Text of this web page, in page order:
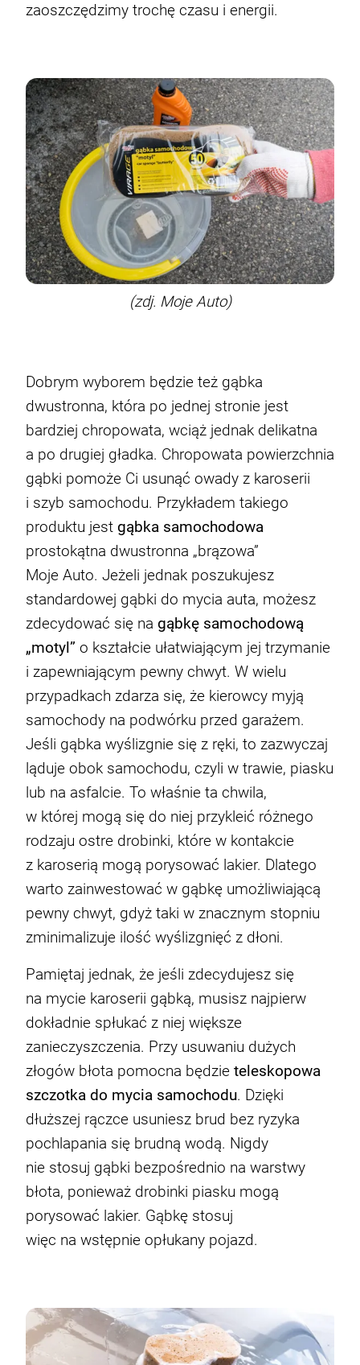
zaoszczędzimy trochę czasu i energii.
(zdj. Moje Auto)
Dobrym wyborem będzie też gąbka
dwustronna, która po jednej stronie jest
bardziej chropowata, wciąż jednak delikatna
a po drugiej gładka. Chropowata powierzchnia
gąbki pomoże Ci usunąć owady z karoserii
i szyb samochodu. Przykładem takiego
produktu jest gąbka samochodowa
prostokątna dwustronna „brązowa”
Moje Auto. Jeżeli jednak poszukujesz
standardowej gąbki do mycia auta, możesz
zdecydować się na gąbkę samochodową
„motyl” o kształcie ułatwiającym jej trzymanie
i zapewniającym pewny chwyt. W wielu
przypadkach zdarza się, że kierowcy myją
samochody na podwórku przed garażem.
Jeśli gąbka wyślizgnie się z ręki, to zazwyczaj
ląduje obok samochodu, czyli w trawie, piasku
lub na asfalcie. To właśnie ta chwila,
w której mogą się do niej przykleić różnego
rodzaju ostre drobinki, które w kontakcie
z karoserią mogą porysować lakier. Dlatego
warto zainwestować w gąbkę umożliwiającą
pewny chwyt, gdyż taki w znacznym stopniu
zminimalizuje ilość wyślizgnięć z dłoni.
Pamiętaj jednak, że jeśli zdecydujesz się
na mycie karoserii gąbką, musisz najpierw
dokładnie spłukać z niej większe
zanieczyszczenia. Przy usuwaniu dużych
złogów błota pomocna będzie teleskopowa
szczotka do mycia samochodu. Dzięki
dłuższej rączce usuniesz brud bez ryzyka
pochlapania się brudną wodą. Nigdy
nie stosuj gąbki bezpośrednio na warstwy
błota, ponieważ drobinki piasku mogą
porysować lakier. Gąbkę stosuj
więc na wstępnie opłukany pojazd.